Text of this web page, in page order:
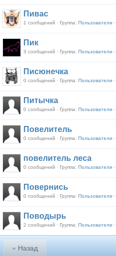
Пивас
1 сообщений · Группа: Пользователи ·
Пик
3 сообщений · Группа: Пользователи ·
Писюнечка
0 сообщений · Группа: Пользователи ·
Питычка
0 сообщений · Группа: Пользователи ·
Повелитель
0 сообщений · Группа: Пользователи ·
повелитель леса
0 сообщений · Группа: Пользователи ·
Повернись
0 сообщений · Группа: Пользователи ·
Поводырь
2 сообщений · Группа: Пользователи ·
« Назад